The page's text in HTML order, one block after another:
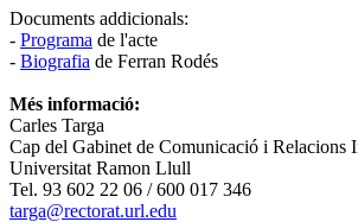
Documents addicionals:
- Programa de l'acte
- Biografia de Ferran Rodés
Més informació:
Carles Targa
Cap del Gabinet de Comunicació i Relacions
Universitat Ramon Llull
Tel. 93 602 22 06 / 600 017 346
targa@rectorat.url.edu